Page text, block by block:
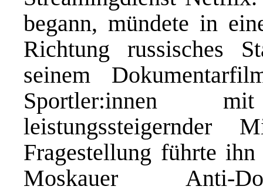
begann, mündete in
Richtung russisches
seinem
Sportler:innen
leistungssteigernder
Fragestellung führte
Moskauer Anti-